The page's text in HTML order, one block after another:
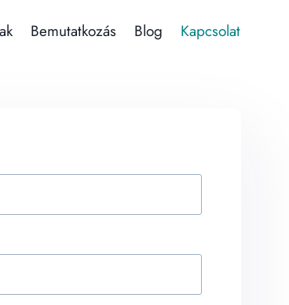
Bemutatkozás Blog Kapcsolat